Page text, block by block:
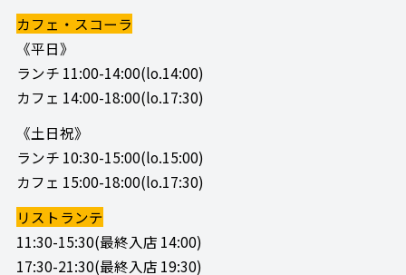
カフェ・スコーラ
《平日》
ランチ 11:00-14:00(lo.14:00)
カフェ 14:00-18:00(lo.17:30)
《土日祝》
ランチ 10:30-15:00(lo.15:00)
カフェ 15:00-18:00(lo.17:30)
リストランテ
11:30-15:30(最終入店 14:00)
17:30-21:30(最終入店 19:30)